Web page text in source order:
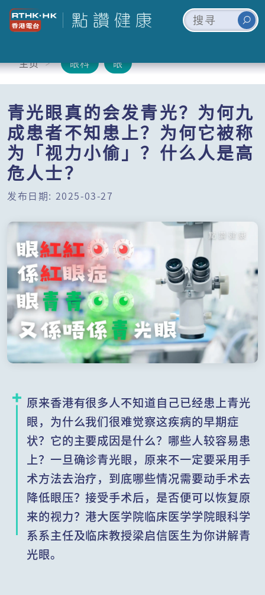
主页 眼科 眼
青光眼真的会发青光？为何九
成患者不知患上？为何它被称
为「视力小偷」？什么人是高
危人士？
发布日期: 2025-03-27
原来香港有很多人不知道自己已经患上青光
眼，为什么我们很难觉察这疾病的早期症
状？它的主要成因是什么？哪些人较容易患
上？一旦确诊青光眼，原来不一定要采用手
术方法去治疗，到底哪些情况需要动手术去
降低眼压？接受手术后，是否便可以恢复原
来的视力？港大医学院临床医学学院眼科学
系系主任及临床教授梁启信医生为你讲解青
光眼。